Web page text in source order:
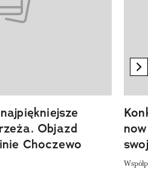
Objazd
Choczewo